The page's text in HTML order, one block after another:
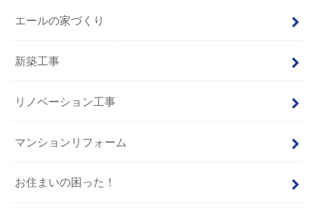
エールの家づくり
新築工事
リノベーション工事
マンションリフォーム
お住まいの困った！